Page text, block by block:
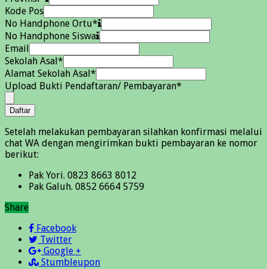
Kode Pos
No Handphone Ortu*
No Handphone Siswa
Email
Sekolah Asal *
Alamat Sekolah Asal *
Upload Bukti Pendaftaran/ Pembayaran*
Daftar
Setelah melakukan pembayaran silahkan konfirmasi melalui
chat WA dengan mengirimkan bukti pembayaran ke nomor
berikut:
Pak Yori. 0823 8663 8012
Pak Galuh. 0852 6664 5759
Share
Facebook
Twitter
Google +
Stumbleupon